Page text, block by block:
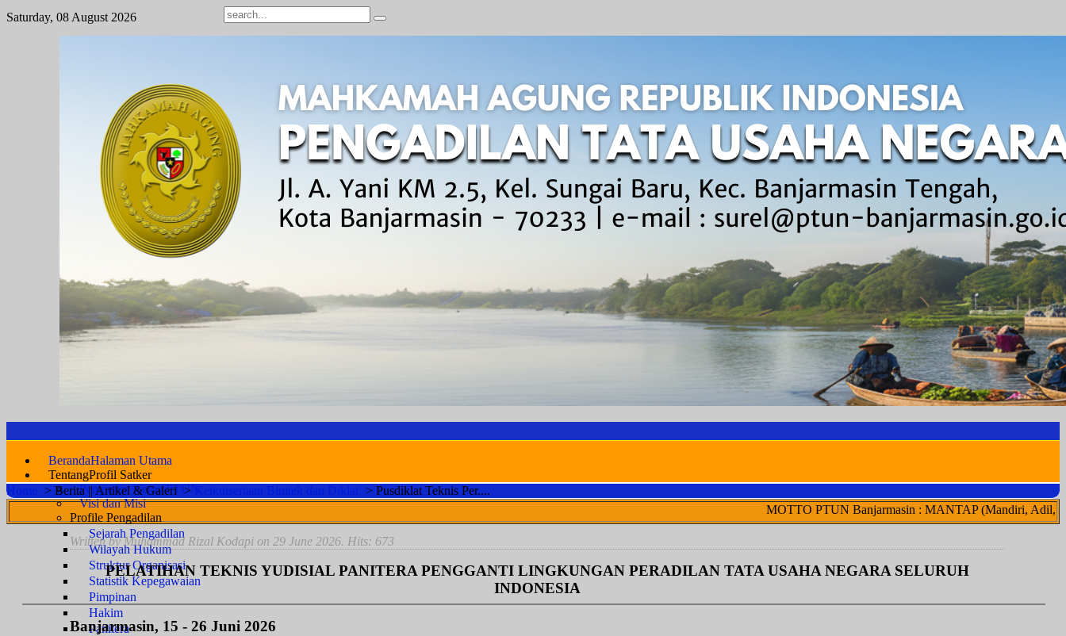
Saturday, 08 August 2026
BerandaHalaman Utama
TentangProfil Satker
Pengantar Ketua PTUN
Visi dan Misi
Profile Pengadilan
Sejarah Pengadilan
Wilayah Hukum
Struktur Organisasi
Statistik Kepegawaian
Pimpinan
Hakim
Panitera
Home > Berita || Artikel & Galeri > > Pusdiklat Teknis Per....
MOTTO PTUN Banjarmasin : MANTAP (Mandiri, Adil, Netral,
Written by Muhammad Rizal Kodapi on 29 June 2026. Hits: 673
PELATIHAN TEKNIS YUDISIAL PANITERA PENGGANTI LINGKUNGAN PERADILAN TATA USAHA NEGARA SELURUH
INDONESIA
Banjarmasin, 15 - 26 Juni 2026